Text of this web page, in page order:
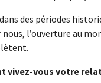
des périodes
nous, l’ouverture au
vivez-vous votre